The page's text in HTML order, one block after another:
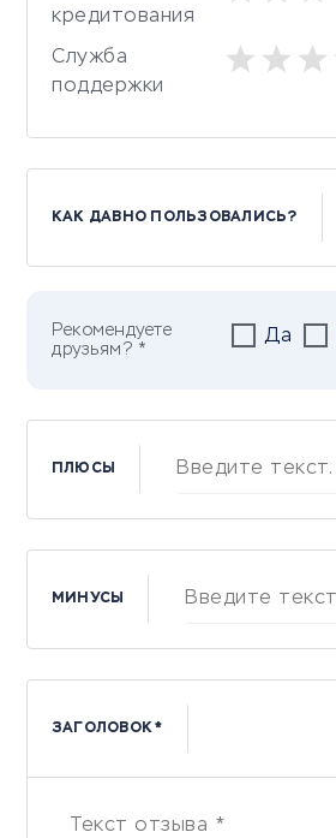
кредитования
Служба
поддержки
КАК ДАВНО ПОЛЬЗОВАЛИСЬ?
Рекомендуете
друзьям? *
Да
ПЛЮСЫ
МИНУСЫ
ЗАГОЛОВОК *